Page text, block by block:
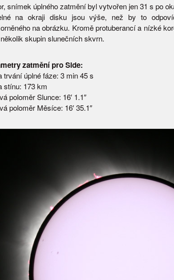
snímek úplného zatmění byl vytvořen jen 31 s po
na okraji disku jsou výše, než by to
na obrázku. Kromě protuberancí a nízké
skupin slunečních skvrn.
zatmění pro Side:
trvání úplné fáze: 3 min 45 s
stínu: 173 km
poloměr Slunce: 16′ 1.1″
poloměr Měsíce: 16′ 35.1″